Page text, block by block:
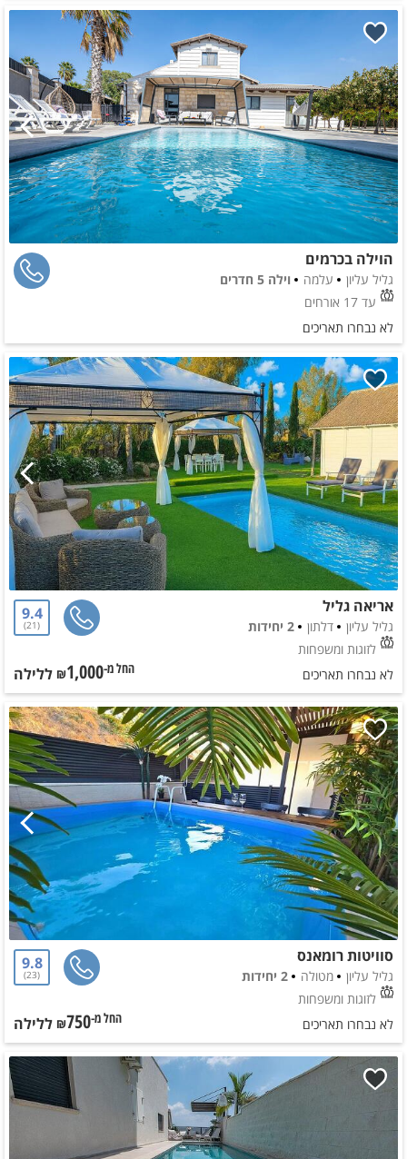
הוילה בכרמים
גליל עליון עלמה
וילה 5 חדרים
עד 17 אורחים
לא נבחרו תאריכים
אריאה גליל
גליל עליון דלתון
2 יחידות
לזוגות ומשפחות
9.4
21
לא נבחרו תאריכים החל מ-₪1,000 ללילה
סוויטות רומאנס
גליל עליון מטולה
2 יחידות
לזוגות ומשפחות
9.8
23
לא נבחרו תאריכים החל מ-₪750 ללילה